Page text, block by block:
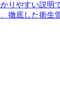
りやすい説明
徹底した衛生